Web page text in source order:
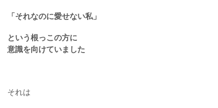
「それなのに愛せない私」
という根っこの方に
意識を向けていました
それは